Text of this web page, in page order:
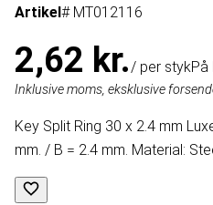
Artikel# MT012116
2,62 kr./ per stykPå
Inklusive moms, eksklusive
Key Split Ring 30 x 2.4 mm
mm. / B = 2.4 mm. Material: